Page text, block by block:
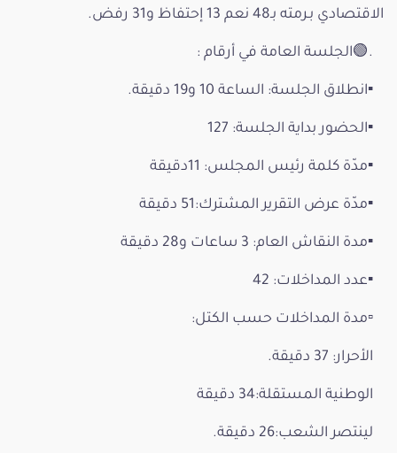
الاقتصادي بـرمته بـ48 نعم 13 إحتفاظ و31 رفض.
.🟢الجلسة العامة في أرقام :
▪️انطلاق الجلسة: الساعة 10 و19 دقيقة.
▪️الحضور بداية الجلسة: 127
▪️مدّة كلمة رئيس المجلس: 11دقيقة
▪️مدّة عرض التقرير المشترك:51 دقيقة
▪️مدة النقاش العام: 3 ساعات و28 دقيقة
▪️عدد المداخلات: 42
▫️مدة المداخلات حسب الكتل:
الأحرار: 37 دقيقة.
الوطنية المستقلة:34 دقيقة
لينتصر الشعب:26 دقيقة.